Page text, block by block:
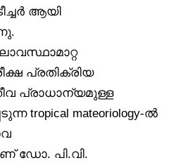
ആയി
പ്രതിക്രിയ
പ്രാധാന്യമുള്ള
tropical mateoriology-ൽ
ഡോ. പി.വി.